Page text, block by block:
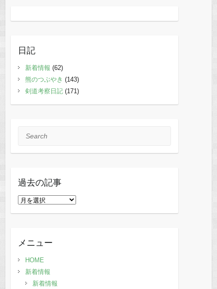
日記
新着情報 (62)
熊のつぶやき (143)
剣道考察日記(171)
Search
過去の記事
過
事メニュー
HOME
新着情報
新着情報